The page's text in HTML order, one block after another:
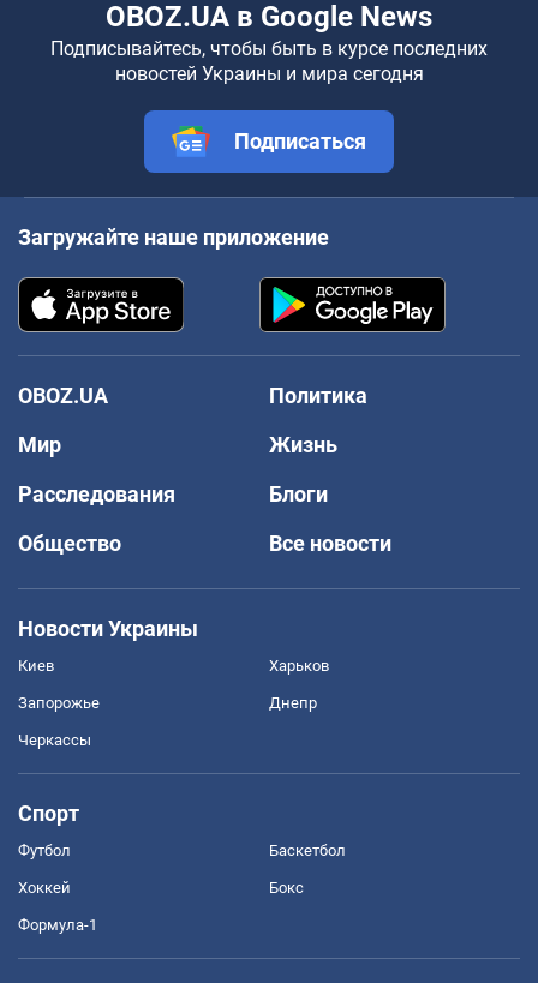
OBOZ.UA в Google News
Подписывайтесь, чтобы быть в курсе последних
новостей Украины и мира сегодня
Подписаться
Загружайте наше приложение
OBOZ.UA
Политика
Мир
Жизнь
Расследования
Блоги
Общество
Все новости
Новости Украины
Киев Харьков
Запорожье Днепр
Черкассы
Спорт
Футбол Баскетбол
Хоккей Бокс
Формула-1